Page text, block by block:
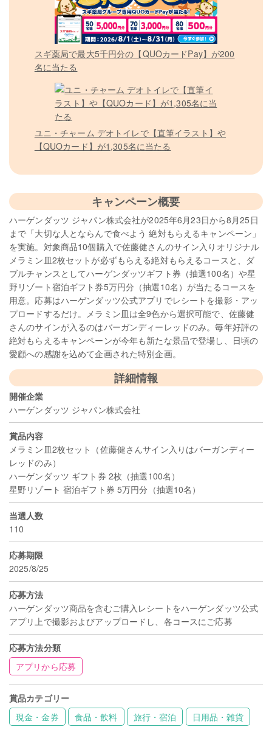
スギ薬局で最大5千円分の【QUOカードPay】が200
名に当たる
ユニ・チャーム デオトイレで【直筆イラスト】や
【QUOカード】が1,305名に当たる
キャンペーン概要
ハーゲンダッツ ジャパン株式会社が2025年6月23日から8月25日
まで「大切な人とならんで食べよう 絶対もらえるキャンペーン」
を実施。対象商品10個購入で佐藤健さんのサイン入りオリジナル
メラミン皿2枚セットが必ずもらえる絶対もらえるコースと、ダ
ブルチャンスとしてハーゲンダッツギフト券（抽選100名）や星
野リゾート宿泊ギフト券5万円分（抽選10名）が当たるコースを
用意。応募はハーゲンダッツ公式アプリでレシートを撮影・アッ
プロードするだけ。メラミン皿は全9色から選択可能で、佐藤健
さんのサインが入るのはバーガンディーレッドのみ。毎年好評の
絶対もらえるキャンペーンが今年も新たな景品で登場し、日頃の
愛顧への感謝を込めて企画された特別企画。
詳細情報
開催企業
ハーゲンダッツ ジャパン株式会社
賞品内容
メラミン皿2枚セット（佐藤健さんサイン入りはバーガンディー
レッドのみ）
ハーゲンダッツ ギフト券 2枚（抽選100名）
星野リゾート 宿泊ギフト券 5万円分（抽選10名）
当選人数
110
応募期限
2025/8/25
応募方法
ハーゲンダッツ商品を含むご購入レシートをハーゲンダッツ公式
アプリ上で撮影およびアップロードし、各コースにご応募
応募方法分類
アプリから応募
賞品カテゴリー
現金・金券
食品・飲料 旅行・宿泊 日用品・雑貨